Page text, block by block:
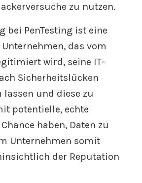
zu nutzen.
bei PenTesting ist eine
Unternehmen, das vom
wird, seine IT-
Sicherheitslücken
lassen und diese zu
potentielle, echte
haben, Daten zu
Unternehmen somit
der Reputation